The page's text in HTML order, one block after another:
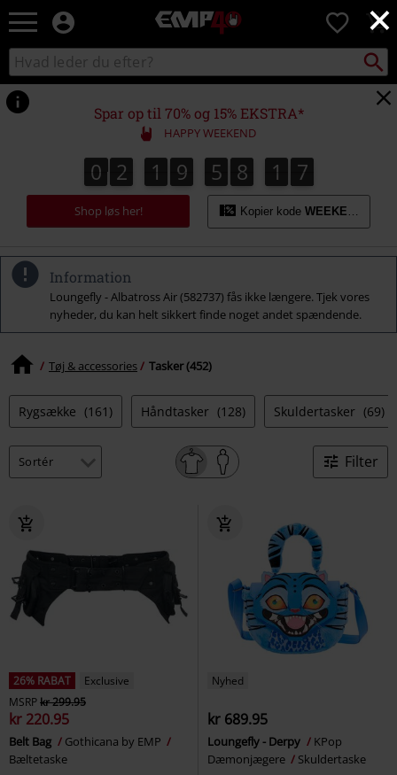
×
EMP
Musik,
TV
gaming
merch
alternativ
mode
0
Søg
sortiment
Søg
Spar op til 70% og 15% EKSTRA*
HAPPY WEEKEND
0
0 2
2 1
1 9
9 5
5 8
8 1
1
1
1 5
6
5
7
6
Shop løs her! Kopier kode WEEKEND
Information
Loungefly - Albatross Air (582737) fås ikke længere. Tjek vores
nyheder, du kan helt sikkert finde noget andet spændende.
Tøj & accessories Tasker (452)
Rygsække (161) Håndtasker (128) Skuldertasker (69)
Filter
26% RABAT
Exclusive
MSRPkr 299.95
kr 220.95
Belt Bag
Gothicana by EMP
Bæltetaske
Nyhed
kr 689.95
Loungefly - Derpy
KPop
Dæmonjægere
Skuldertaske